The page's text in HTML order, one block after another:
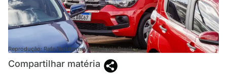
Reprodução: Rafa Neddermeyer/Agência Brasil
Compartilhar matéria